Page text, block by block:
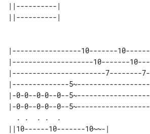
||----------|
||----------|
|-----------------10-------10------
|--------------------10-------10---
|-----------------------7--------7-
|--------------5~------------------
|-0-0--0-0--0--5~------------------
|-0-0--0-0--0--5~------------------
||10------10-------10~~-|